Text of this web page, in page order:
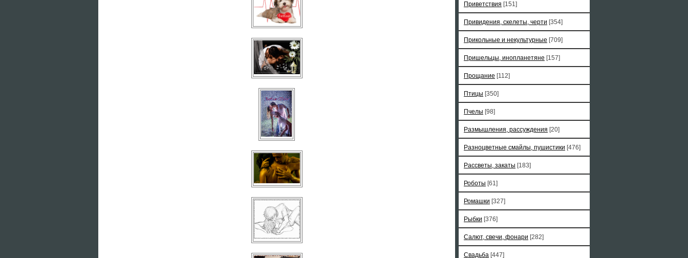
Приветствия [151]
Привидения, скелеты, черти [354]
Прикольные и некультурные [709]
Пришельцы, инопланетяне [157]
Прощание [112]
Птицы [350]
Пчелы [98]
Размышления, рассуждения [20]
Разноцветные смайлы, пушистики [476]
Рассветы, закаты [183]
Роботы [61]
Ромашки [327]
Рыбки [376]
Салют, свечи, фонари [282]
Свадьба [447]